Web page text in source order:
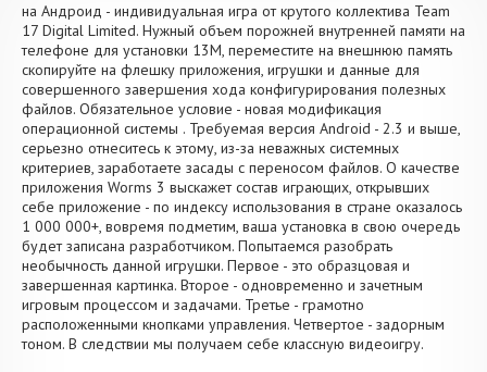
на Андроид - индивидуальная игра от крутого коллектива Team
17 Digital Limited. Нужный объем порожней внутренней памяти на
телефоне для установки 13M, переместите на внешнюю память
скопируйте на флешку приложения, игрушки и данные для
совершенного завершения хода конфигурирования полезных
файлов. Обязательное условие - новая модификация
операционной системы . Требуемая версия Android - 2.3 и выше,
серьезно отнеситесь к этому, из-за неважных системных
критериев, заработаете засады с переносом файлов. О качестве
приложения Worms 3 выскажет состав играющих, открывших
себе приложение - по индексу использования в стране оказалось
1 000 000+, вовремя подметим, ваша установка в свою очередь
будет записана разработчиком. Попытаемся разобрать
необычность данной игрушки. Первое - это образцовая и
завершенная картинка. Второе - одновременно и зачетным
игровым процессом и задачами. Третье - грамотно
расположенными кнопками управления. Четвертое - задорным
тоном. В следствии мы получаем себе классную видеоигру.